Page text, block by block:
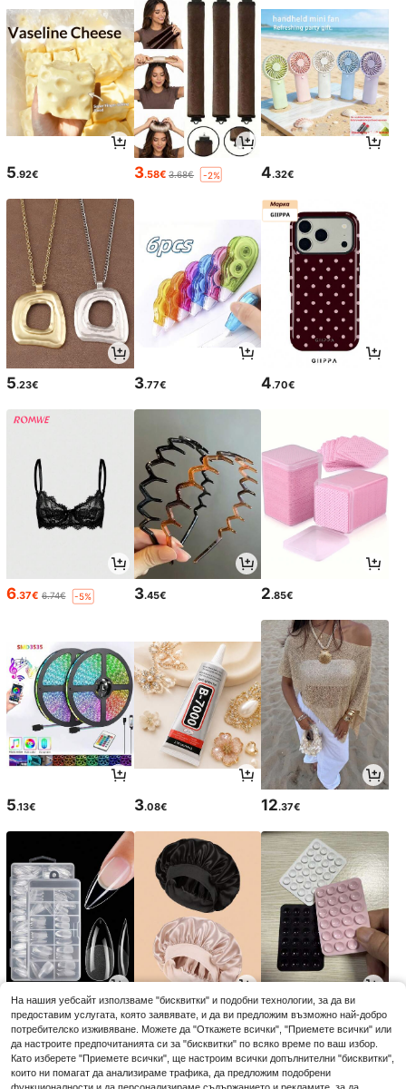
5.92€ 3.58€ 3.68€ -2% 4.32€
5.23€ 3.77€ 4.70€
6.37€ 6.74€ -5% 3.45€ 2.85€
5.13€ 3.08€ 12.37€
4.15€ 3.33€ 2.75€
На нашия уебсайт използваме "бисквитки" и подобни технологии, за да ви
предоставим услугата, която заявявате, и да ви предложим възможно най-добро
потребителско изживяване. Можете да "Откажете всички", "Приемете всички" или
да настроите предпочитанията си за "бисквитки" по всяко време по ваш избор.
Като изберете "Приемете всички", ще настроим всички допълнителни "бисквитки",
които ни помагат да анализираме трафика, да предложим подобрени